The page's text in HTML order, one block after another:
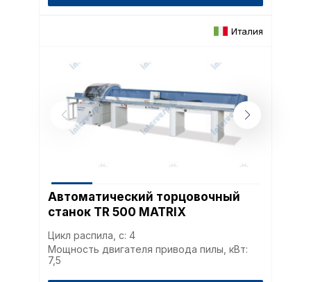
Италия
Автоматический торцовочный
станок TR 500 MATRIX
Цикл распила, с: 4
Мощность двигателя привода пилы, кВт:
7,5